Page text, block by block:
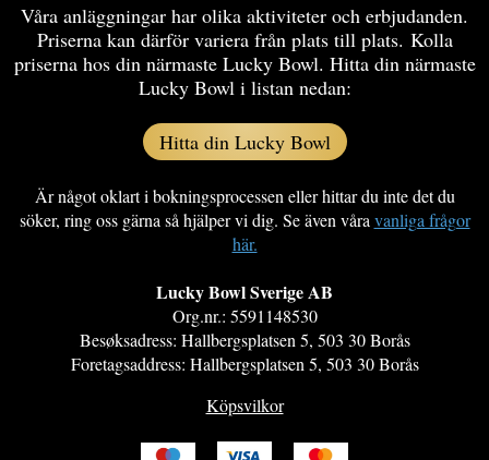
Våra anläggningar har olika aktiviteter och erbjudanden.
Priserna kan därför variera från plats till plats. Kolla
priserna hos din närmaste Lucky Bowl. Hitta din närmaste
Lucky Bowl i listan nedan:
Hitta din Lucky Bowl
Är något oklart i bokningsprocessen eller hittar du inte det du
söker, ring oss gärna så hjälper vi dig. Se även våra vanliga frågor
här.
Lucky Bowl Sverige AB​
Org.nr.: 5591148530​
Besøksadress: Hallbergsplatsen 5, 503 30 Borås​
Foretagsaddress: Hallbergsplatsen 5, 503 30 Borås
Köpsvilkor